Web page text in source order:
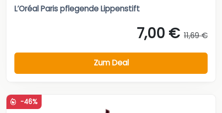
L’Oréal Paris pflegende Lippenstift
7,00 € 11,69 €
Zum Deal
-46%